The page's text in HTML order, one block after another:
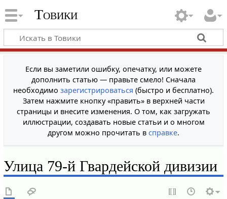
Товики
Если вы заметили ошибку, опечатку, или можете
дополнить статью — правьте смело! Сначала
необходимо зарегистрироваться (быстро и бесплатно).
Затем нажмите кнопку «править» в верхней части
страницы и внесите изменения. О том, как загружать
иллюстрации, создавать новые статьи и о многом
другом можно прочитать в справке.
Улица 79-й Гвардейской дивизии